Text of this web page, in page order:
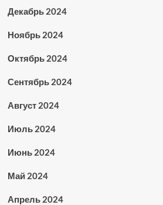
Декабрь 2024
Ноябрь 2024
Октябрь 2024
Сентябрь 2024
Август 2024
Июль 2024
Июнь 2024
Май 2024
Апрель 2024